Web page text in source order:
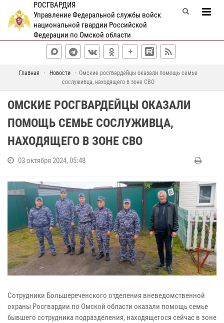
РОСГВАРДИЯ
Управление Федеральной службы войск
национальной гвардии Российской
Федерации по Омской области
Главная Новости
Омские росгвардейцы оказали помощь семье
сослуживца, находящего в зоне СВО
ОМСКИЕ РОСГВАРДЕЙЦЫ ОКАЗАЛИ
ПОМОЩЬ СЕМЬЕ СОСЛУЖИВЦА,
НАХОДЯЩЕГО В ЗОНЕ СВО
03 октября 2024, 05:48
Cотрудники Большереченского отделения вневедомственной
охраны Росгвардии по Омской области оказали помощь семье
бывшего сотрудника подразделения, находящегося сейчас в зоне